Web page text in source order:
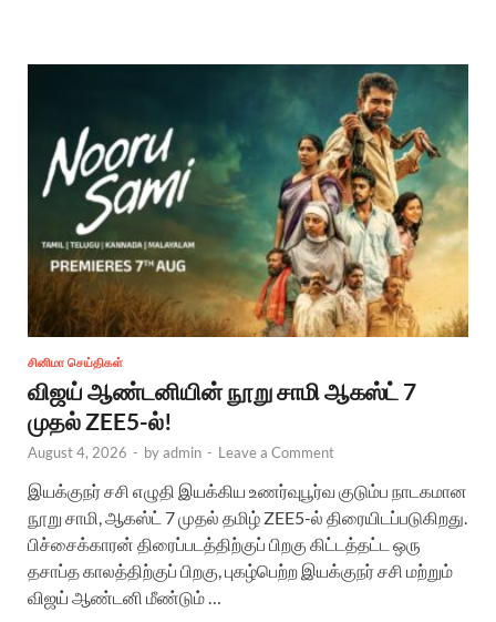
சினிமா செய்திகள்
விஜய் ஆண்டனியின் நூறு சாமி ஆகஸ்ட் 7
முதல் ZEE5-ல்!
August 4, 2026 - byadmin - Leave a Comment
இயக்குநர் சசி எழுதி இயக்கிய உணர்வுபூர்வ குடும்ப நாடகமான
நூறு சாமி, ஆகஸ்ட் 7 முதல் தமிழ் ZEE5-ல் திரையிடப்படுகிறது.
பிச்சைக்காரன் திரைப்படத்திற்குப் பிறகு கிட்டத்தட்ட ஒரு
தசாப்த காலத்திற்குப் பிறகு, புகழ்பெற்ற இயக்குநர் சசி மற்றும்
விஜய் ஆண்டனி மீண்டும் …